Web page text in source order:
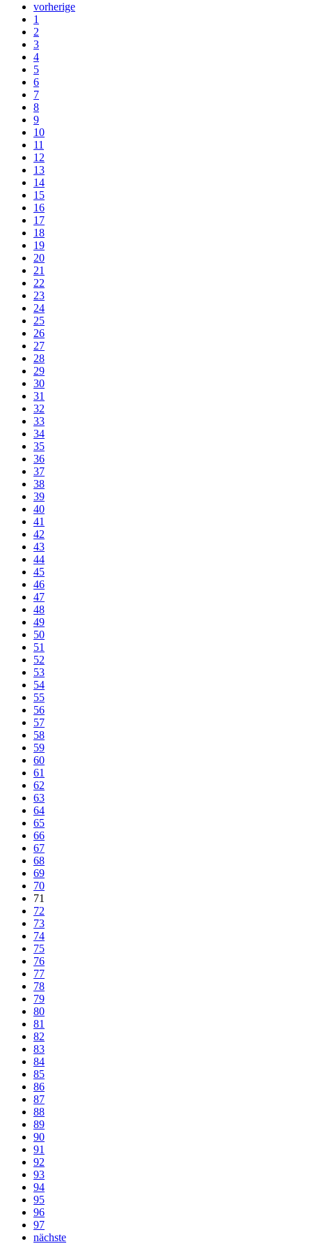
vorherige
1
2
3
4
5
6
7
8
9
10
11
12
13
14
15
16
17
18
19
20
21
22
23
24
25
26
27
28
29
30
31
32
33
34
35
36
37
38
39
40
41
42
43
44
45
46
47
48
49
50
51
52
53
54
55
56
57
58
59
60
61
62
63
64
65
66
67
68
69
70
71
72
73
74
75
76
77
78
79
80
81
82
83
84
85
86
87
88
89
90
91
92
93
94
95
96
97
nächste